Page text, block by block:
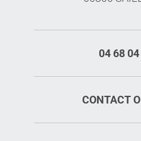
04 68
CONTACT